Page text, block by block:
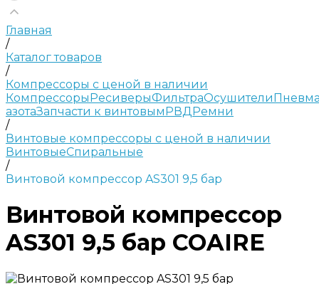
Главная
/
Каталог товаров
/
Компрессоры с ценой в наличии
КомпрессорыРесиверыФильтраОсушители
азотаЗапчасти к винтовымРВДРемни
/
Винтовые компрессоры с ценой в наличии
ВинтовыеСпиральные
/
Винтовой компрессор AS301 9,5 бар
Винтовой компрессор
AS301 9,5 бар COAIRE